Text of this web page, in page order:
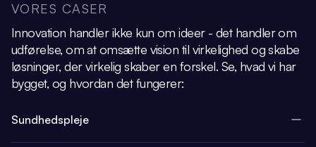
VORES CASER
Innovation handler ikke kun om ideer - det handler om
udførelse, om at omsætte vision til virkelighed og skabe
løsninger, der virkelig skaber en forskel. Se, hvad vi har
bygget, og hvordan det fungerer:
Sundhedspleje